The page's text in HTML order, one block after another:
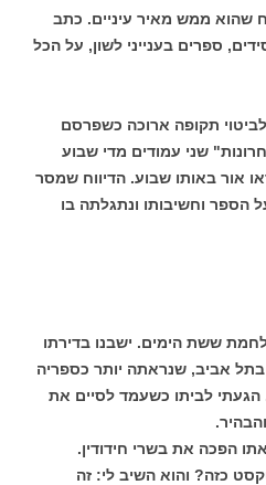
שהוא ממש מאיר עיניים. כתב
ספרים בענייני לשון, על הכל
תקופה ארוכה כשפרסם
שני עמודים מדי שבוע
אור באותו שבוע. הדיווח שמסר
הספר וחשיבותו ונתגלתה בו
ששת הימים. ישבנו בדירתו
אביב, שנראתה יותר כספריה
הגעתי לביתו כשעמד לסיים את
הפכה את בשרי חידודין.
כזה? והוא השיב לי: זה